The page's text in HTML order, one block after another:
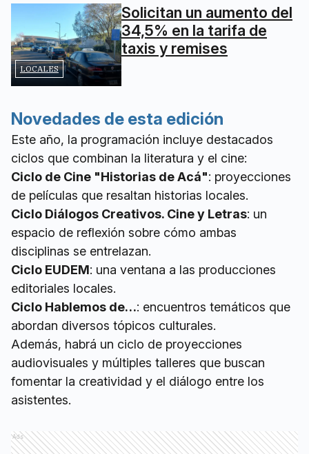
LOCALES
Solicitan un aumento del
34,5% en la tarifa de
taxis y remises
Novedades de esta edición
Este año, la programación incluye destacados
ciclos que combinan la literatura y el cine:
Ciclo de Cine "Historias de Acá": proyecciones
de películas que resaltan historias locales.
Ciclo Diálogos Creativos. Cine y Letras: un
espacio de reflexión sobre cómo ambas
disciplinas se entrelazan.
Ciclo EUDEM: una ventana a las producciones
editoriales locales.
Ciclo Hablemos de…: encuentros temáticos que
abordan diversos tópicos culturales.
Además, habrá un ciclo de proyecciones
audiovisuales y múltiples talleres que buscan
fomentar la creatividad y el diálogo entre los
asistentes.
Ads